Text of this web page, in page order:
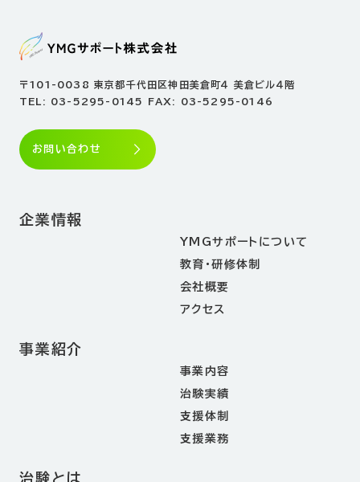
〒101-0038 東京都千代⽥区神⽥美倉町４ 美倉ビル４階
TEL: 03-5295-0145 FAX: 03-5295-0146
お問い合わせ keyboard_arrow_right
企業情報
YMGサポートについて
教育・研修体制
会社概要
アクセス
事業紹介
事業内容
治験実績
⽀援体制
⽀援業務
治験とは